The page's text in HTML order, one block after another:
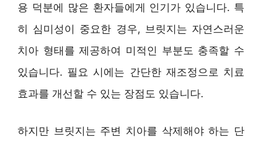
용 덕분에 많은 환자들에게 인기가 있습니다. 특
히 심미성이 중요한 경우, 브릿지는 자연스러운
치아 형태를 제공하여 미적인 부분도 충족할 수
있습니다. 필요 시에는 간단한 재조정으로 치료
효과를 개선할 수 있는 장점도 있습니다.
하지만 브릿지는 주변 치아를 삭제해야 하는 단